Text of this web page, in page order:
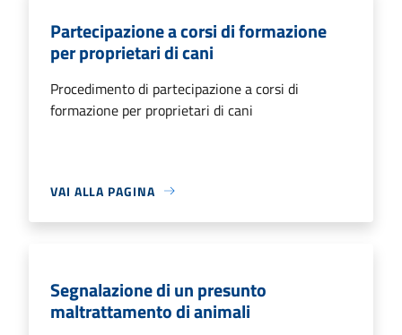
Partecipazione a corsi di formazione
per proprietari di cani
Procedimento di partecipazione a corsi di
formazione per proprietari di cani
VAI ALLA PAGINA
Segnalazione di un presunto
maltrattamento di animali